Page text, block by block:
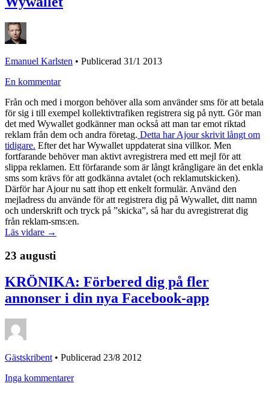
Emanuel Karlsten • Publicerad 31/1 2013
En kommentar
Från och med i morgon behöver alla som använder sms för att betala
för sig i till exempel kollektivtrafiken registrera sig på nytt. Gör man
det med Wywallet godkänner man också att man tar emot riktad
reklam från dem och andra företag. Detta har Ajour skrivit långt om
tidigare. Efter det har Wywallet uppdaterat sina villkor. Men
fortfarande behöver man aktivt avregistrera med ett mejl för att
slippa reklamen. Ett förfarande som är långt krångligare än det enkla
sms som krävs för att godkänna avtalet (och reklamutskicken).
Därför har Ajour nu satt ihop ett enkelt formulär. Använd den
mejladress du använde för att registrera dig på Wywallet, ditt namn
och underskrift och tryck på ”skicka”, så har du avregistrerat dig
från reklam-sms:en.
Läs vidare →
23 augusti
KRÖNIKA: Förbered dig på fler
annonser i din nya Facebook-app
Gästskribent • Publicerad 23/8 2012
Inga kommentarer